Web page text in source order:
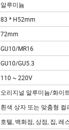
알루미늄
83 * H52mm
72mm
GU10/MR16
GU10/GU5.3
110 ~ 220V
오리지널 알루미늄/화이
흰색 상자 또는 맞춤형 컬
호텔, 백화점, 상점, 집, 레